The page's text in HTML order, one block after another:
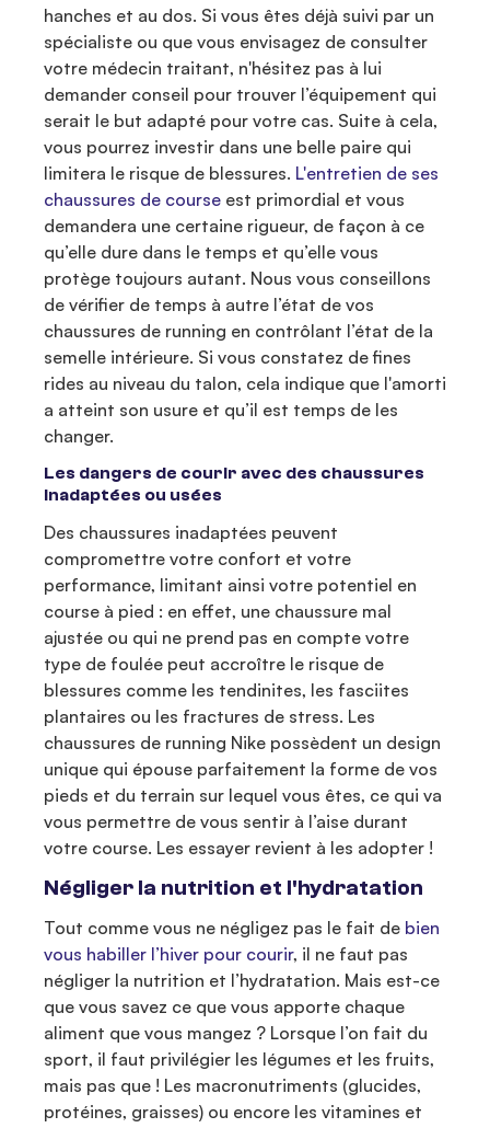
hanches et au dos. Si vous êtes déjà suivi par un
spécialiste ou que vous envisagez de consulter
votre médecin traitant, n'hésitez pas à lui
demander conseil pour trouver l’équipement qui
serait le but adapté pour votre cas. Suite à cela,
vous pourrez investir dans une belle paire qui
limitera le risque de blessures. L'entretien de ses
chaussures de course est primordial et vous
demandera une certaine rigueur, de façon à ce
qu’elle dure dans le temps et qu’elle vous
protège toujours autant. Nous vous conseillons
de vérifier de temps à autre l’état de vos
chaussures de running en contrôlant l’état de la
semelle intérieure. Si vous constatez de fines
rides au niveau du talon, cela indique que l'amorti
a atteint son usure et qu’il est temps de les
changer.
Les dangers de courir avec des chaussures
inadaptées ou usées
Des chaussures inadaptées peuvent
compromettre votre confort et votre
performance, limitant ainsi votre potentiel en
course à pied : en effet, une chaussure mal
ajustée ou qui ne prend pas en compte votre
type de foulée peut accroître le risque de
blessures comme les tendinites, les fasciites
plantaires ou les fractures de stress. Les
chaussures de running Nike possèdent un design
unique qui épouse parfaitement la forme de vos
pieds et du terrain sur lequel vous êtes, ce qui va
vous permettre de vous sentir à l’aise durant
votre course. Les essayer revient à les adopter !
Négliger la nutrition et l'hydratation
Tout comme vous ne négligez pas le fait de bien
vous habiller l’hiver pour courir, il ne faut pas
négliger la nutrition et l’hydratation. Mais est-ce
que vous savez ce que vous apporte chaque
aliment que vous mangez ? Lorsque l’on fait du
sport, il faut privilégier les légumes et les fruits,
mais pas que ! Les macronutriments (glucides,
protéines, graisses) ou encore les vitamines et